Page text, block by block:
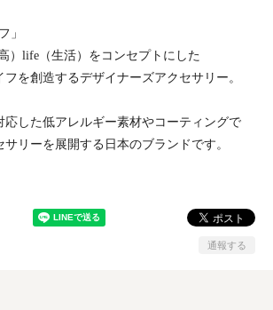
」
）life（生活）をコンセプトにした
を創造するデザイナーズアクセサリー。
応した低アレルギー素材やコーティングで
リーを展開する日本のブランドです。
通報する